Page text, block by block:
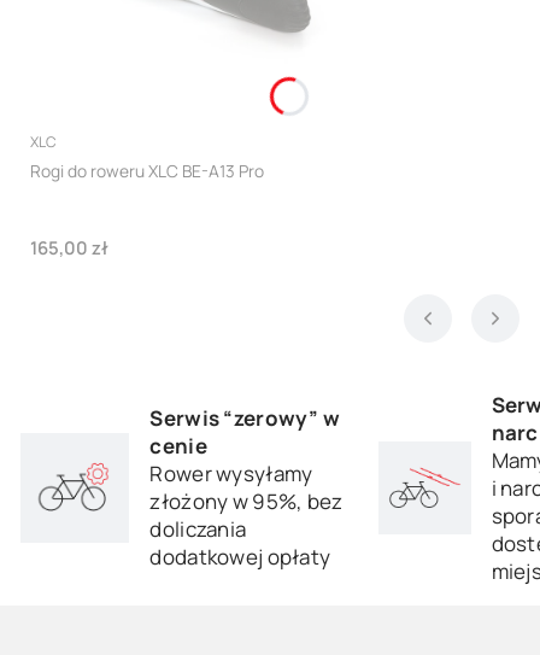
PRODUCENT
XLC
Rogi do roweru XLC BE-A13 Pro
Cena
165,00 zł
Serwis “zerowy” w
cenie
Rower wysyłamy
złożony w 95%, bez
doliczania
dodatkowej opłaty
i